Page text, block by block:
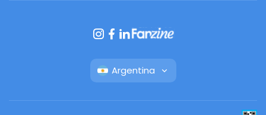
Botón de arrepentimiento
Argentina